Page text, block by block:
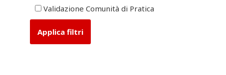
Validazione Comunità di Pratica